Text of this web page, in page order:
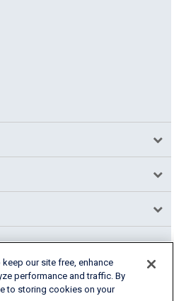
our site free, enhance
performance and traffic. By
to storing cookies on your